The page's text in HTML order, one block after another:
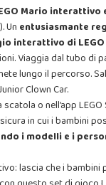
Mario interattivo
Un entusiasmante
interattivo di
Viaggia dal tubo di
lungo il percorso.
Clown Car.
o nell’app
in cui i bambini
i modelli e i
lascia che i